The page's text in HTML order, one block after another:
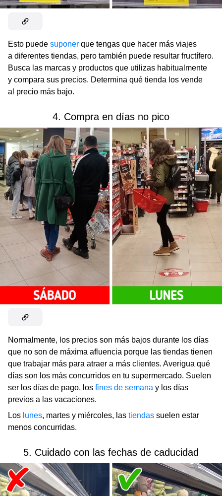
Esto puede suponer que tengas que hacer más viajes
a diferentes tiendas, pero también puede resultar fructífero.
Busca las marcas y productos que utilizas habitualmente
y compara sus precios. Determina qué tienda los vende
al precio más bajo.
4. Compra en días no pico
Normalmente, los precios son más bajos durante los días
que no son de máxima afluencia porque las tiendas tienen
que trabajar más para atraer a más clientes. Averigua qué
días son los más concurridos en tu supermercado. Suelen
ser los días de pago, los fines de semana y los días
previos a las vacaciones.
Los lunes, martes y miércoles, las tiendas suelen estar
menos concurridas.
5. Cuidado con las fechas de caducidad